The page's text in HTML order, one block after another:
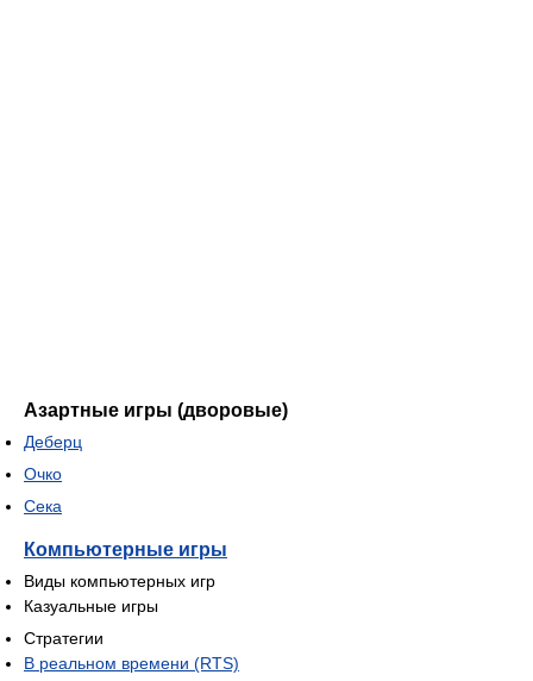
Азартные игры (дворовые)
Деберц
Очко
Сека
Компьютерные игры
Виды компьютерных игр
Казуальные игры
Стратегии
В реальном времени (RTS)